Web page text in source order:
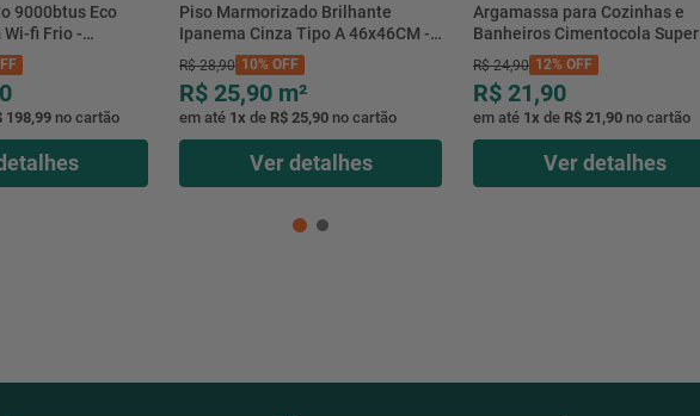
9000btus Eco
fi Frio -
- Elgin
198,99 no cartão
Piso Marmorizado Brilhante
Ipanema Cinza Tipo A 46x46CM -
01.012771 - Cerbras
R$ 28,90 10% OFF
R$ 25,90 m²
em até 1x de R$ 25,90 no cartão
Ver detalhes
Argamassa para Cozinhas e
Banheiros Cimentocola Super
20KG - 0118.00001.0020PL -
Quartzolit
R$ 24,90 12% OFF
R$ 21,90
em até 1x de R$ 21,90 no cartão
Ver detalhes